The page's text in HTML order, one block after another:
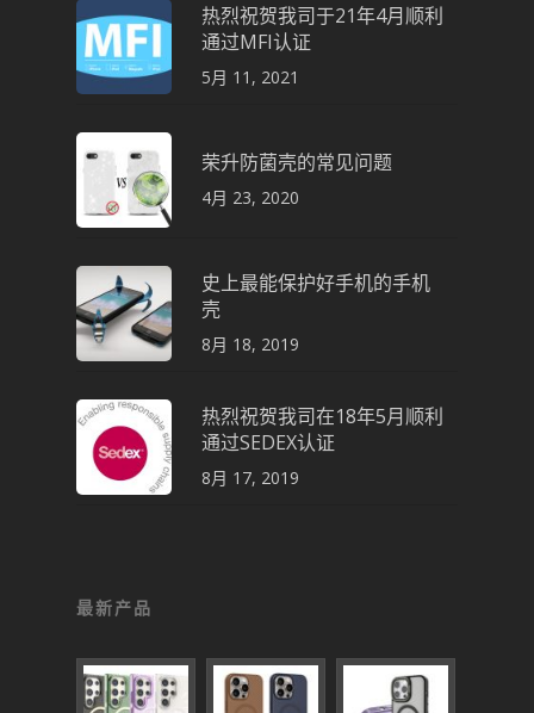
热烈祝贺我司于21年4月顺利
通过MFI认证
5月 11, 2021
荣升防菌壳的常见问题
4月 23, 2020
史上最能保护好手机的手机
壳
8月 18, 2019
热烈祝贺我司在18年5月顺利
通过SEDEX认证
8月 17, 2019
最新产品